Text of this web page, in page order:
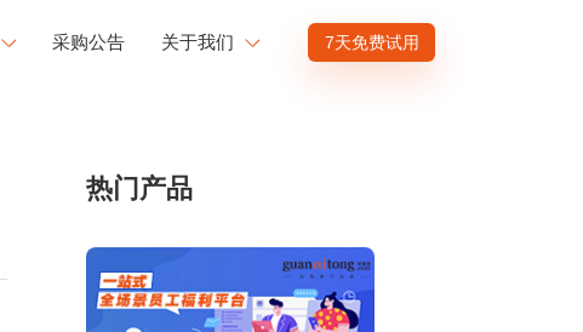
商业赋能
采购公告 关于我们
投资者关系
供应商招募
渠道招募
7天免费试用
热门产品